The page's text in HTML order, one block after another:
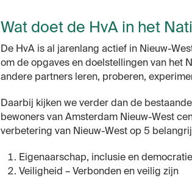
Wat doet de HvA in het
De HvA is al jarenlang actief in Nieuw-
om de opgaves en doelstellingen van het
andere partners leren, proberen,
Daarbij kijken we verder dan de
bewoners van Amsterdam Nieuw-West
verbetering van Nieuw-West op 5
Eigenaarschap, inclusie en
Veiligheid – Verbonden en veilig zijn